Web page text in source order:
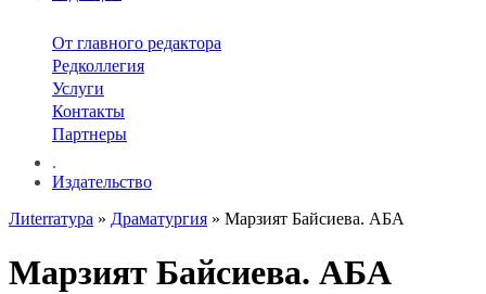
От главного редактора
Редколлегия
Услуги
Контакты
Партнеры
.
Издательство
Лиterraтура » Драматургия » Марзият Байсиева. АБА
Марзият Байсиева. АБА